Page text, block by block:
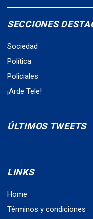
SECCIONES
Sociedad
Política
Policiales
¡Arde Tele!
ÚLTIMOS TWEETS
LINKS
Home
Términos y condiciones